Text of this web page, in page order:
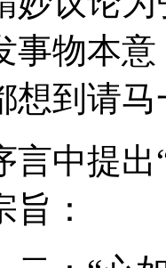
事物本
想到请
中提出“
：